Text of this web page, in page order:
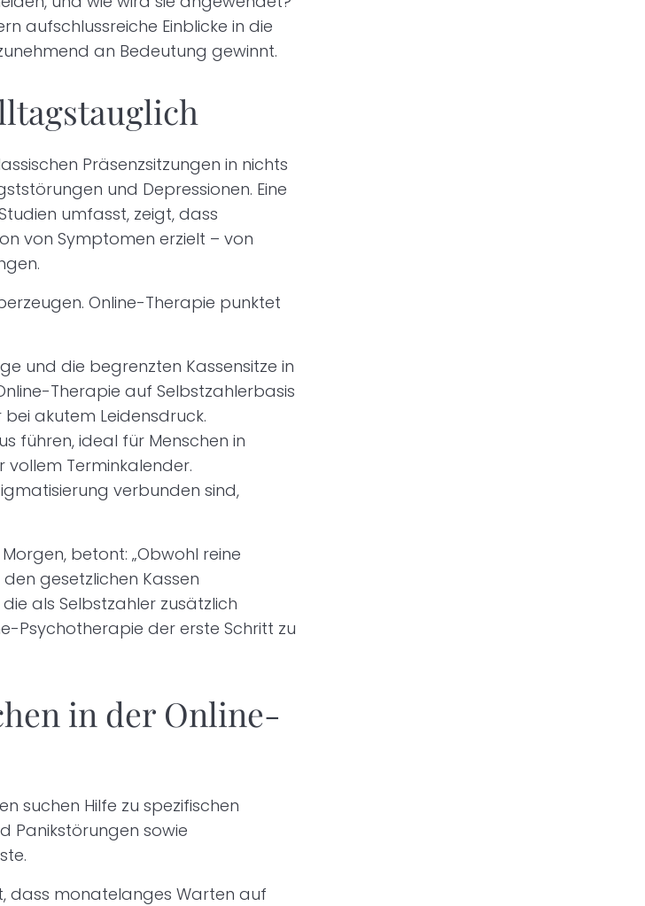
aufschlussreiche Einblicke in die
an Bedeutung gewinnt.
Präsenzsitzungen in nichts
und Depressionen. Eine
umfasst, zeigt, dass
von Symptomen erzielt – von
Online-Therapie punktet
und die begrenzten Kassensitze in
Therapie auf Selbstzahlerbasis
akutem Leidensdruck.
führen, ideal für Menschen in
Terminkalender.
verbunden sind,
betont: „Obwohl reine
gesetzlichen Kassen
als Selbstzahler zusätzlich
Psychotherapie der erste Schritt zu
in der Online-
suchen Hilfe zu spezifischen
Panikstörungen sowie
dass monatelanges Warten auf